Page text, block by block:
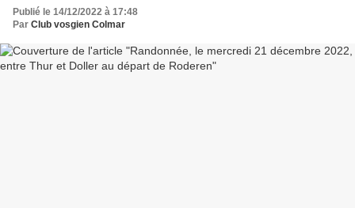
Publié le 14/12/2022 à 17:48
Par Club vosgien Colmar